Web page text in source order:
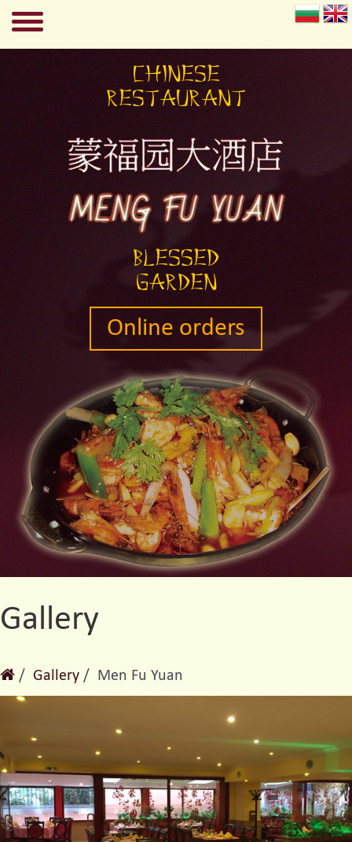
Chinese
restaurant
Blessed
garden
Online orders
Gallery
Gallery Men Fu Yuan